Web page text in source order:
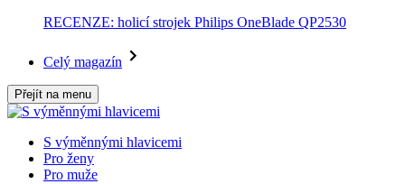
RECENZE: holicí strojek Philips OneBlade QP2530
Celý magazín
Přejít na menu
S výměnnými hlavicemi
Pro ženy
Pro muže